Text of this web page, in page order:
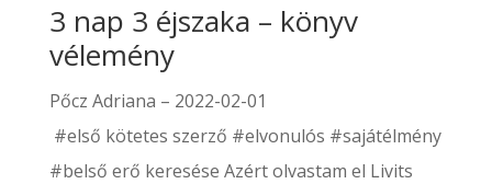
3 nap 3 éjszaka – könyv
vélemény
Pőcz Adriana – 2022-02-01
#első kötetes szerző #elvonulós #sajátélmény
#belső erő keresése Azért olvastam el Livits